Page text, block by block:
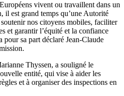
vivent ou travaillent dans un
il est grand temps qu’une Autorité
nos citoyens mobiles, faciliter
et garantir l’équité et la confiance
pour sa part déclaré Jean-Claude
Thyssen, a souligné le
entité, qui vise à aider les
et à organiser des inspections en